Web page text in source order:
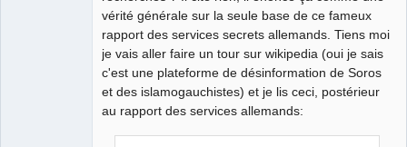
vérité générale sur la seule base de ce fameux
rapport des services secrets allemands. Tiens moi
je vais aller faire un tour sur wikipedia (oui je sais
c'est une plateforme de désinformation de Soros
et des islamogauchistes) et je lis ceci, postérieur
au rapport des services allemands: